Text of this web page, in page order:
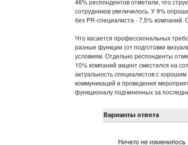
46% респондентов отметили, что
сотрудников увеличилось. У 9%
без PR-специалиста - 7,5% компаний.
Что касается профессиональных
разные функции (от подготовки
условиям. Отдельно респонденты
10% компаний акцент сместился на
актуальность специалистов с
коммуникаций и проведения
функционалу подчиненных за